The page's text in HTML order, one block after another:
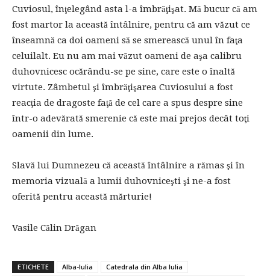
Cuviosul, înţelegând asta l-a îmbrăţişat. Mă bucur că am
fost martor la această întâlnire, pentru că am văzut ce
înseamnă ca doi oameni să se smerească unul în faţa
celuilalt. Eu nu am mai văzut oameni de aşa calibru
duhovnicesc ocărându-se pe sine, care este o înaltă
virtute. Zâmbetul şi îmbrăţişarea Cuviosului a fost
reacţia de dragoste faţă de cel care a spus despre sine
într-o adevărată smerenie că este mai prejos decât toţi
oamenii din lume.
Slavă lui Dumnezeu că această întâlnire a rămas şi în
memoria vizuală a lumii duhovniceşti şi ne-a fost
oferită pentru această mărturie!
Vasile Călin Drăgan
ETICHETE Alba-Iulia
Catedrala din Alba Iulia